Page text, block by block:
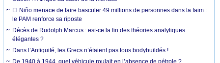
El Niño menace de faire basculer 49 millions de personnes dans la faim :
le PAM renforce sa riposte
Décès de Rudolph Marcus : est-ce la fin des théories analytiques
élégantes ?
Dans l’Antiquité, les Grecs n’étaient pas tous bodybuildés !
De 1940 à 1944, quel véhicule roulait en l’absence de pétrole ?